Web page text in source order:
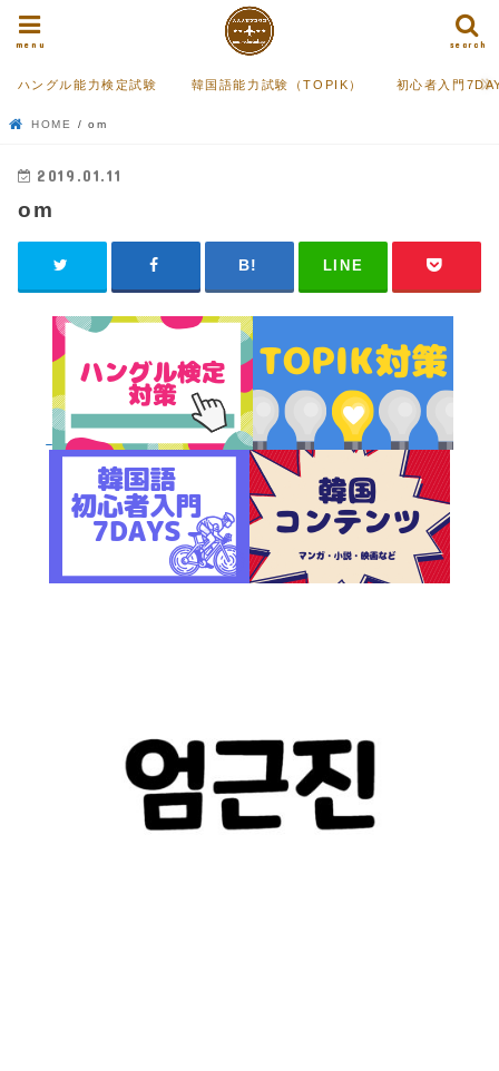
search
menu
ハングル能力検定試験 韓国語能力試験（TOPIK） 初心者入門
HOME om
2019.01.11
om
LINE